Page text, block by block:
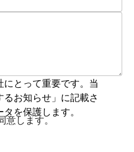
とって重要です。当
お知らせ」に記載さ
を保護します。
意します。